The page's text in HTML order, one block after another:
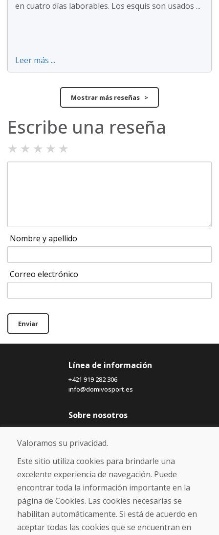
en cuatro días laborables. Los esquís son usados ...
Leer más ...
Mostrar más reseñas >
Escribe una reseña
★ ★ ★ ★ ★
Nombre y apellido
Correo electrónico
Enviar
Línea de información
+421 919 282 306
info@domivosport.es
Sobre nosotros
Blog
Sobre nosotros
Comercio
Contacto
Compra
Tienda electrónica
Envío y pago
NORMAS DE RECLAMACIÓN
Valoramos su privacidad.
Este sitio utiliza cookies para brindarle una
excelente experiencia de navegación. Puede
encontrar toda la información importante en la
página de Cookies. Las cookies necesarias se
habilitan automáticamente. Si está de acuerdo en
aceptar todas las cookies que se encuentran en